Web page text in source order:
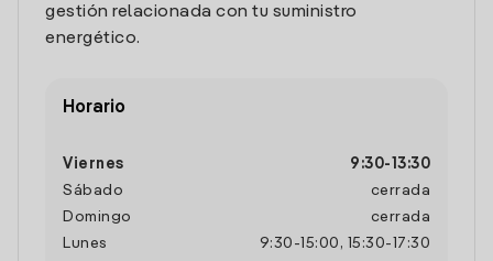
gestión relacionada con tu suministro
energético.
Horario
Viernes 9:30- 13:30
Sábado
cerrada
Domingo
cerrada
Lunes
9:30 - 15:00 , 15:30- 17:30